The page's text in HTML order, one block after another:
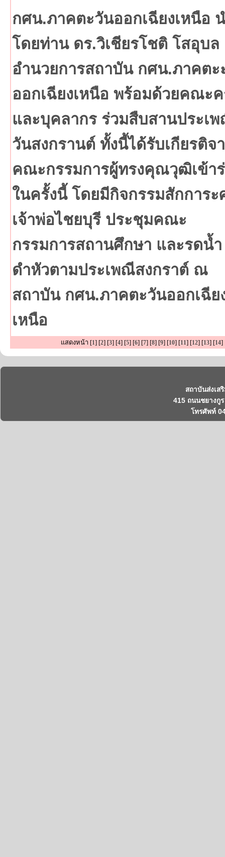
กศน.ภาคตะวันออกเฉียงเหนือ
โดยท่าน ดร.วิเชียรโชติ โสอุบล
อำนวยการสถาบัน กศน.ภาคตะ
ออกเฉียงเหนือ พร้อมด้วยคณะ
และบุคลากร ร่วมสืบสานประเ
วันสงกรานต์ ทั้งนี้ได้รับเกียรติจ
คณะกรรมการผู้ทรงคุณวุฒิเข้า
ในครั้งนี้ โดยมีกิจกรรมสักการะ
เจ้าพ่อไชยบุรี ประชุมคณะ
กรรมการสถานศึกษา และรดน้ำ
ดำหัวตามประเพณีสงกราต์ ณ
สถาบัน กศน.ภาคตะวันออกเฉีย
เหนือ
แสดงหน้า [1] [2] [3] [4] [5] [6] [7] [8] [9] [10] [11] [12] [13] [14]
สถาบันส่งเส
415 ถนนชยางกู
โทรศัพท์